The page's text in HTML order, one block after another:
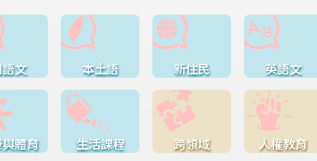
文 本土語 新住民 英語文
體育 生活課程 跨領域 人權教育